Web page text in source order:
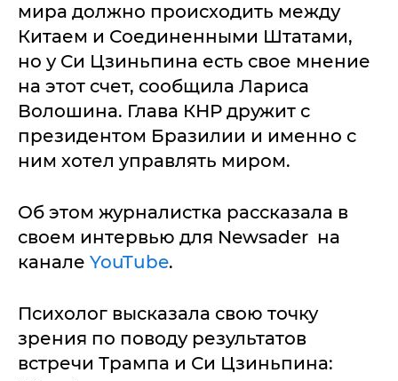
мира должно происходить между
Китаем и Соединенными Штатами,
но у Си Цзиньпина есть свое мнение
на этот счет, сообщила Лариса
Волошина. Глава КНР дружит с
президентом Бразилии и именно с
ним хотел управлять миром.
Об этом журналистка рассказала в
своем интервью для Newsader на
канале YouTube.
Психолог высказала свою точку
зрения по поводу результатов
встречи Трампа и Си Цзиньпина: